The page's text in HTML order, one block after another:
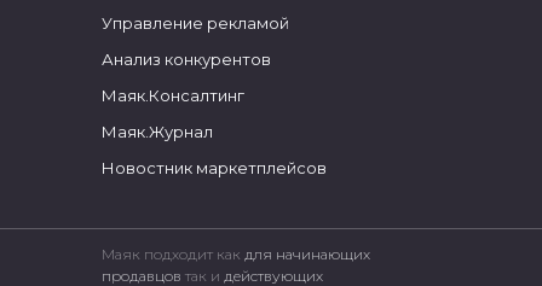
Управление рекламой
Анализ конкурентов
Маяк.Консалтинг
Маяк.Журнал
Новостник маркетплейсов
Маяк подходит как для начинающих
продавцов так и действующих